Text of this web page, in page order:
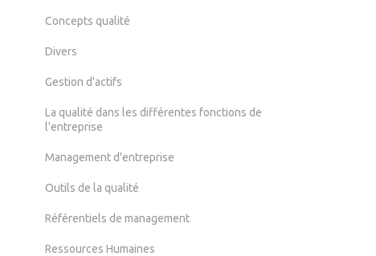
Concepts qualité
Divers
Gestion d'actifs
La qualité dans les différentes fonctions de
l'entreprise
Management d'entreprise
Outils de la qualité
Référentiels de management
Ressources Humaines